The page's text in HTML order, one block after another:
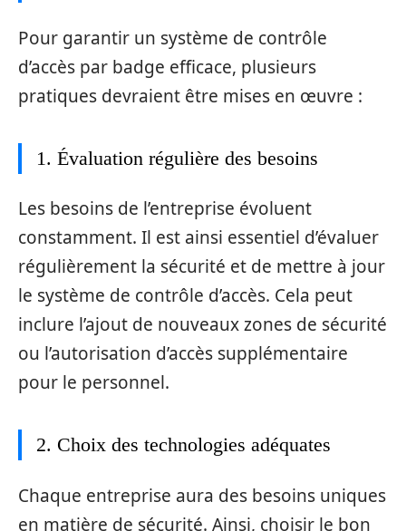
Pour garantir un système de contrôle
d’accès par badge efficace, plusieurs
pratiques devraient être mises en œuvre :
1. Évaluation régulière des besoins
Les besoins de l’entreprise évoluent
constamment. Il est ainsi essentiel d’évaluer
régulièrement la sécurité et de mettre à jour
le système de contrôle d’accès. Cela peut
inclure l’ajout de nouveaux zones de sécurité
ou l’autorisation d’accès supplémentaire
pour le personnel.
2. Choix des technologies adéquates
Chaque entreprise aura des besoins uniques
en matière de sécurité. Ainsi, choisir le bon